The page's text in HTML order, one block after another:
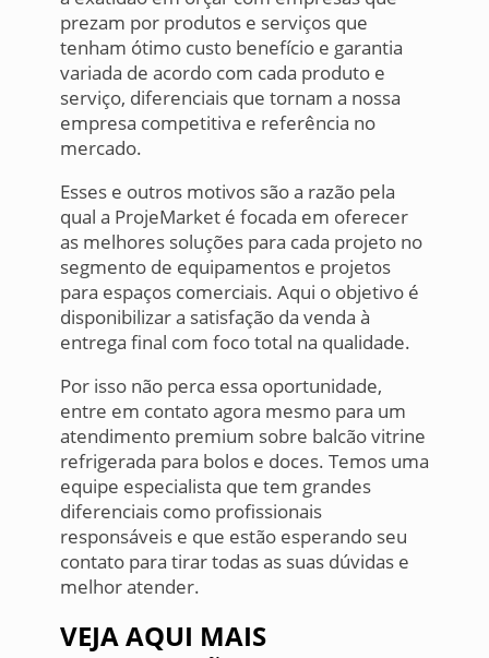
prezam por produtos e serviços que
tenham ótimo custo benefício e garantia
variada de acordo com cada produto e
serviço, diferenciais que tornam a nossa
empresa competitiva e referência no
mercado.
Esses e outros motivos são a razão pela
qual a ProjeMarket é focada em oferecer
as melhores soluções para cada projeto no
segmento de equipamentos e projetos
para espaços comerciais. Aqui o objetivo é
disponibilizar a satisfação da venda à
entrega final com foco total na qualidade.
Por isso não perca essa oportunidade,
entre em contato agora mesmo para um
atendimento premium sobre balcão vitrine
refrigerada para bolos e doces. Temos uma
equipe especialista que tem grandes
diferenciais como profissionais
responsáveis e que estão esperando seu
contato para tirar todas as suas dúvidas e
melhor atender.
VEJA AQUI MAIS